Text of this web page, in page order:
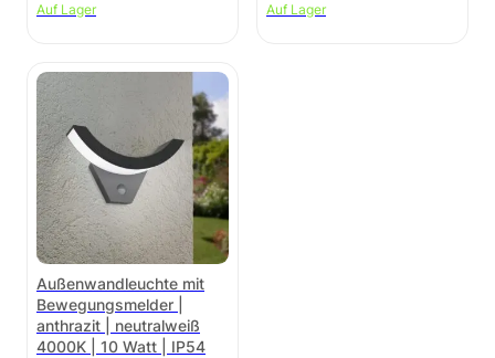
Auf Lager Auf Lager
Außenwandleuchte mit
Bewegungsmelder |
anthrazit | neutralweiß
4000K | 10 Watt | IP54